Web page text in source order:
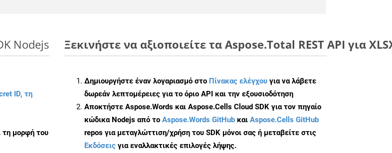
Nodejs
ID, τη
τη μορφή του
Ξεκινήστε να αξιοποιείτε τα Aspose.Total REST API για
Δημιουργήστε έναν λογαριασμό στο Πίνακας ελέγχου για να λάβετε
δωρεάν λεπτομέρειες για το όριο API και την εξουσιοδότηση
Αποκτήστε Aspose.Words και Aspose.Cells Cloud SDK για τον πηγαίο
κώδικα Nodejs από το Aspose.Words GitHub και Aspose.Cells GitHub
repos για μεταγλώττιση/χρήση του SDK μόνοι σας ή μεταβείτε στις
Εκδόσεις για εναλλακτικές επιλογές λήψης.